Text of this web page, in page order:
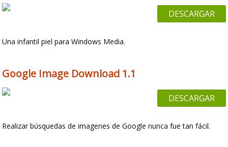
DESCARGAR
Una infantil piel para Windows Media.
Google Image Download 1.1
DESCARGAR
Realizar búsquedas de imagenes de Google nunca fue tan fácil.